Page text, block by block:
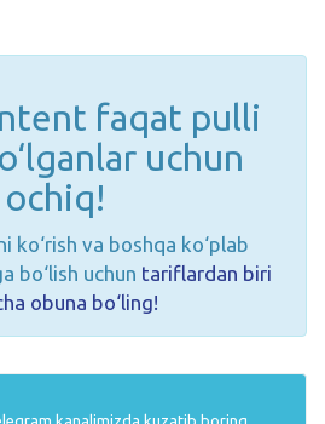
faqat pulli
uchun
ochiq!
ko‘rish va boshqa ko‘plab
bo‘lish uchun tariflardan biri
obuna bo‘ling!
kanalimizda kuzatib boring